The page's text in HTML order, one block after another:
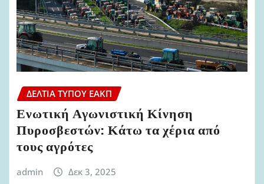
ΔΕΛΤΊΑ ΤΎΠΟΥ ΕΑΚΠ
Ενωτική Αγωνιστική Κίνηση
Πυροσβεστών: Κάτω τα χέρια από
τους αγρότες
admin Δεκ 3, 2025